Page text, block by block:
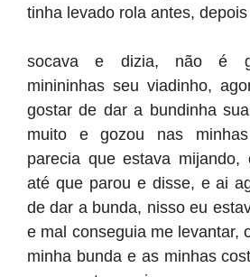
tinha levado rola antes,
socava e dizia, não é
minininhas seu viadinho,
gostar de dar a bundinha
muito e gozou nas
parecia que estava mijando,
até que parou e disse, e ai
de dar a bunda, nisso eu
e mal conseguia me levantar,
minha bunda e as minhas